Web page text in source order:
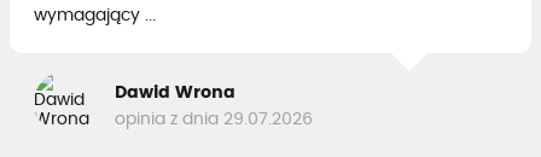
wymagający ...
Dawid Wrona
opinia z dnia 29.07.2026